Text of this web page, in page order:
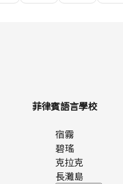
菲律賓語言學校
宿霧
碧瑤
克拉克
長灘島